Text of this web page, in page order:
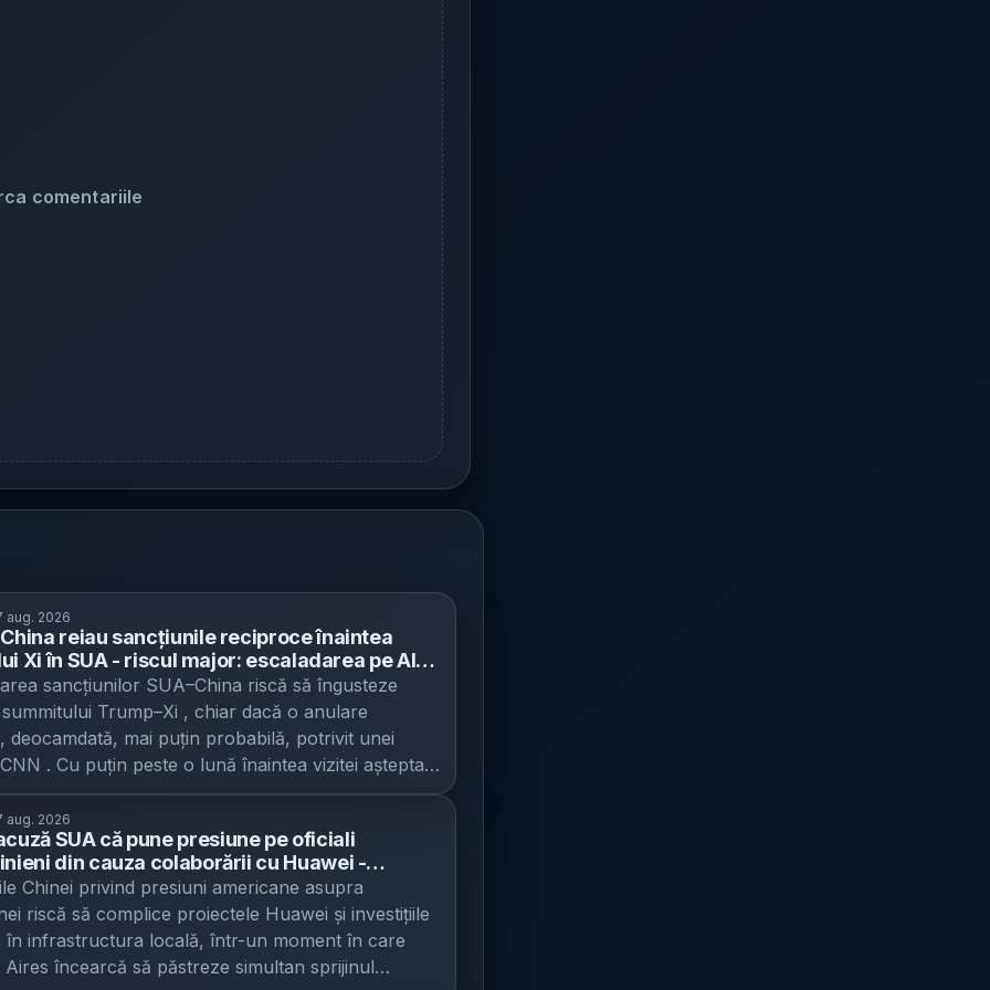
comentariile
aug. 2026
China reiau sancțiunile reciproce înaintea
Xi în SUA - riscul major: escaladarea pe AI
agenda summitului Trump–Xi
sancțiunilor SUA–China riscă să îngusteze
Trump–Xi , chiar dacă o anulare
deocamdată, mai puțin probabilă, potrivit unei
. Cu puțin peste o lună înaintea vizitei așteptate
în SUA, cele două economii revin la măsuri
ochi”, iar miza imediată este dacă discuțiile din
vor mai putea livra o prelungire a armistițiului
și un cadru de gestionare a rivalității în inteligența
(IA). Washingtonul a introdus în ultimele
o serie de restricții: a interzis importurile de noi
(în mare parte produși în China), a
operatori chinezi de transport maritim acuzați că
aug. 2026
SUA că pune presiune pe oficiali
din cauza colaborării cu Huawei -
riscă să tensioneze relațiile Buenos Aires–
Chinei privind presiuni americane asupra
riscă să complice proiectele Huawei și investițiile
în infrastructura locală, într-un moment în care
Aires încearcă să păstreze simultan sprijinul